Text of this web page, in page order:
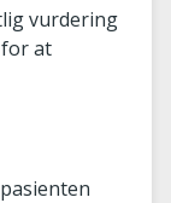
vurdering
at